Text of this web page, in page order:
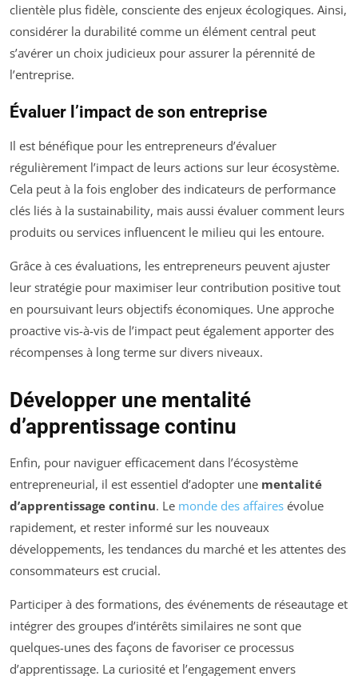
clientèle plus fidèle, consciente des enjeux écologiques. Ainsi,
considérer la durabilité comme un élément central peut
s’avérer un choix judicieux pour assurer la pérennité de
l’entreprise.
Évaluer l’impact de son entreprise
Il est bénéfique pour les entrepreneurs d’évaluer
régulièrement l’impact de leurs actions sur leur écosystème.
Cela peut à la fois englober des indicateurs de performance
clés liés à la sustainability, mais aussi évaluer comment leurs
produits ou services influencent le milieu qui les entoure.
Grâce à ces évaluations, les entrepreneurs peuvent ajuster
leur stratégie pour maximiser leur contribution positive tout
en poursuivant leurs objectifs économiques. Une approche
proactive vis-à-vis de l’impact peut également apporter des
récompenses à long terme sur divers niveaux.
Développer une mentalité
d’apprentissage continu
Enfin, pour naviguer efficacement dans l’écosystème
entrepreneurial, il est essentiel d’adopter une mentalité
d’apprentissage continu. Le monde des affaires évolue
rapidement, et rester informé sur les nouveaux
développements, les tendances du marché et les attentes des
consommateurs est crucial.
Participer à des formations, des événements de réseautage et
intégrer des groupes d’intérêts similaires ne sont que
quelques-unes des façons de favoriser ce processus
d’apprentissage. La curiosité et l’engagement envers